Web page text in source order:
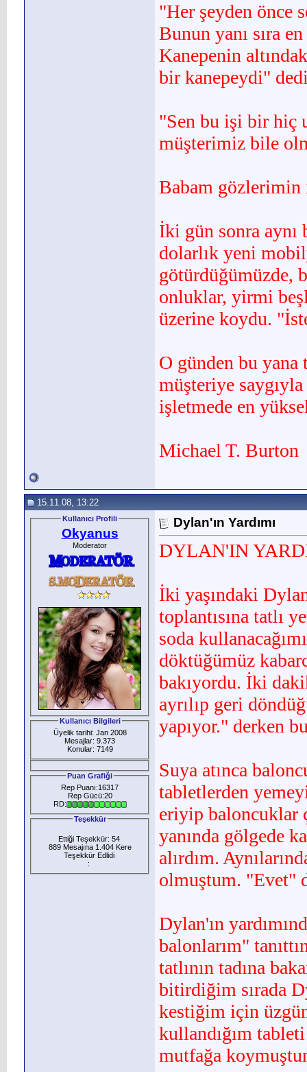
"Her şeyden önce
Bunun yanı sıra
Kanepenin
bir kanepeydi"
"Sen bu işi bir hiç
müşterimiz bile
Babam gözlerimin
İki gün sonra aynı
do­larlık yeni
götürdüğümüzde,
onluklar, yirmi
üzerine koydu.
O günden bu yana
müşteriye
işletmede en
Michael T. Burton
15.11.08, 13:22
Kullanıcı Profili
Okyanus
Moderator
Kullanıcı Bilgileri
Üyelik tarihi: Jan 2008
Mesajlar: 9.373
Konular: 7149
Puan Grafiği
Rep Puanı:16317
Rep Gücü:20
RD:
Teşekkür
Ettiği Teşekkür: 54
889 Mesajına 1.404 Kere
Teşekkür Edlidi
:
Dylan'ın Yardımı
DYLAN'IN
İki yaşındaki
toplantısına tatlı
soda
döktüğümüz
bakıyordu. İki
ayrılıp geri
yapıyor." derken
Suya atınca
tabletlerden
eriyip baloncuklar
yanında gölgede
alırdım.
olmuştum. "Evet"
Dylan'ın
ba­lonlarım"
tatlının tadına
bitirdiğim sırada
kestiğim için
kullandığım
mutfağa